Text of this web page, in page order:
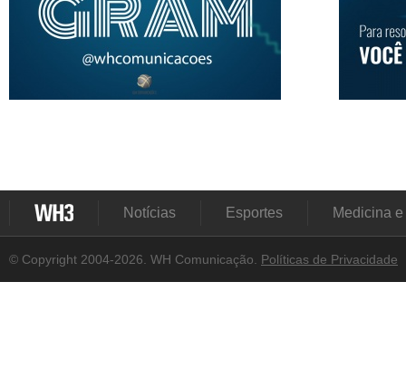
Notícias Esportes Medicina
© Copyright 2004-2026. WH Comunicação. Políticas de Privacidade